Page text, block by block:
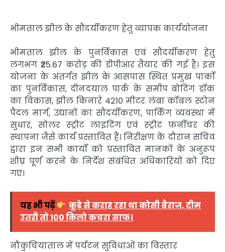
भीमताल झील के सौंदर्यीकरण हेतु व्यापक कार्ययोजना
भीमताल झील के पुनर्विकास एवं सौंदर्यीकरण हेतु
लगभग ₹25.67 करोड़ की डीपीआर तैयार की गई है। इस
योजना के अंतर्गत झील के आसपास स्थित प्रमुख पार्कों
का पुनर्विकास, दीनदयाल पार्क के समीप बोटिंग डॉक
का विकास, झील किनारे 4210 मीटर लंबा कॉबल स्टोन
पैदल मार्ग, उद्यानों का सौंदर्यीकरण, पार्किंग व्यवस्था में
सुधार, सोलर स्ट्रीट लाइटिंग एवं स्ट्रीट फर्नीचर की
स्थापना जैसे कार्य प्रस्तावित हैं। निरीक्षण के दौरान सचिव
द्वारा इन सभी कार्यों को प्रस्तावित मानकों के अनुरूप
शीघ्र पूर्ण करने के निर्देश संबंधित अधिकारियों को दिए
गए।
यह भी पढ़ें
कूड़े से कराह रहा था कोसी बैराज, टीम
उतरी तो 100 किलो कचरा साफ।
नौकुचियाताल में पर्यटन सुविधाओं का विस्तार